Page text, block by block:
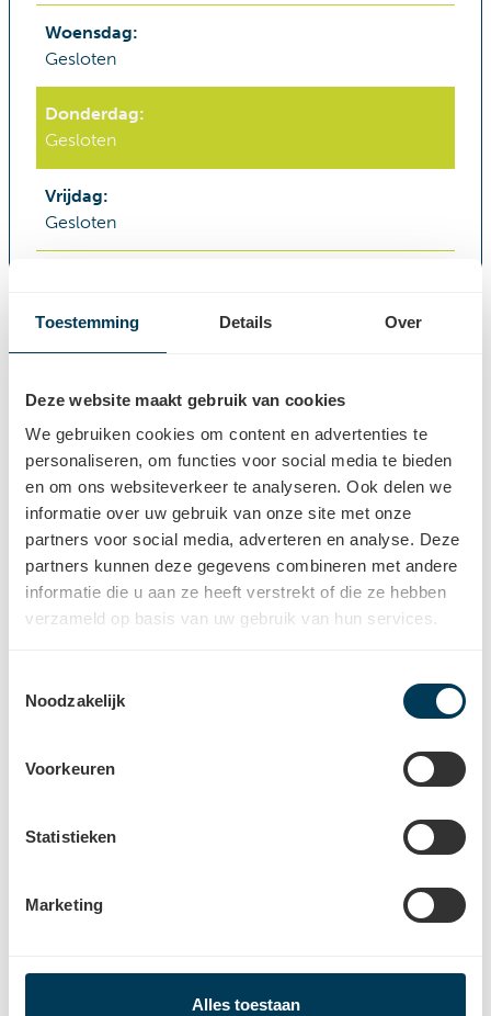
Toestemming Details Over
Deze website maakt gebruik van cookies
We gebruiken cookies om content en advertenties te
personaliseren, om functies voor social media te bieden
en om ons websiteverkeer te analyseren. Ook delen we
informatie over uw gebruik van onze site met onze
partners voor social media, adverteren en analyse. Deze
partners kunnen deze gegevens combineren met andere
informatie die u aan ze heeft verstrekt of die ze hebben
verzameld op basis van uw gebruik van hun services.
Noodzakelijk
Voorkeuren
Statistieken
Marketing
Alles toestaan
Woensdag:
Gesloten
Donderdag:
Gesloten
Vrijdag:
Gesloten
Reviews
Wij gaan voor 100% tevreden klanten
Team
Uw hoorspecialist(en)
Parkeermogelijkheden en openbaar vervoer
Parkeermogelijkheden